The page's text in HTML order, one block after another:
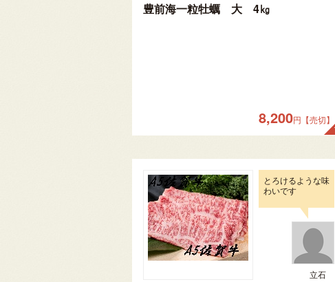
豊前海一粒牡蠣 大 4㎏
8,200円【売切】
とろけるような味
わいです
立石